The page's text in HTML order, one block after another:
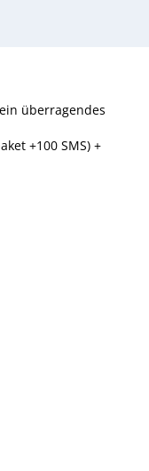
überragendes
+100 SMS) +